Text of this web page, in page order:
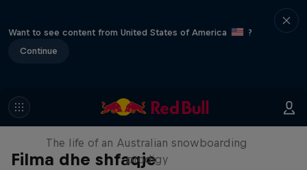
Want to see content from United States of America
?
Continue
Filma dhe shfaqje
Volare: Valentino Guseli
The life of an Australian snowboarding
prodigy